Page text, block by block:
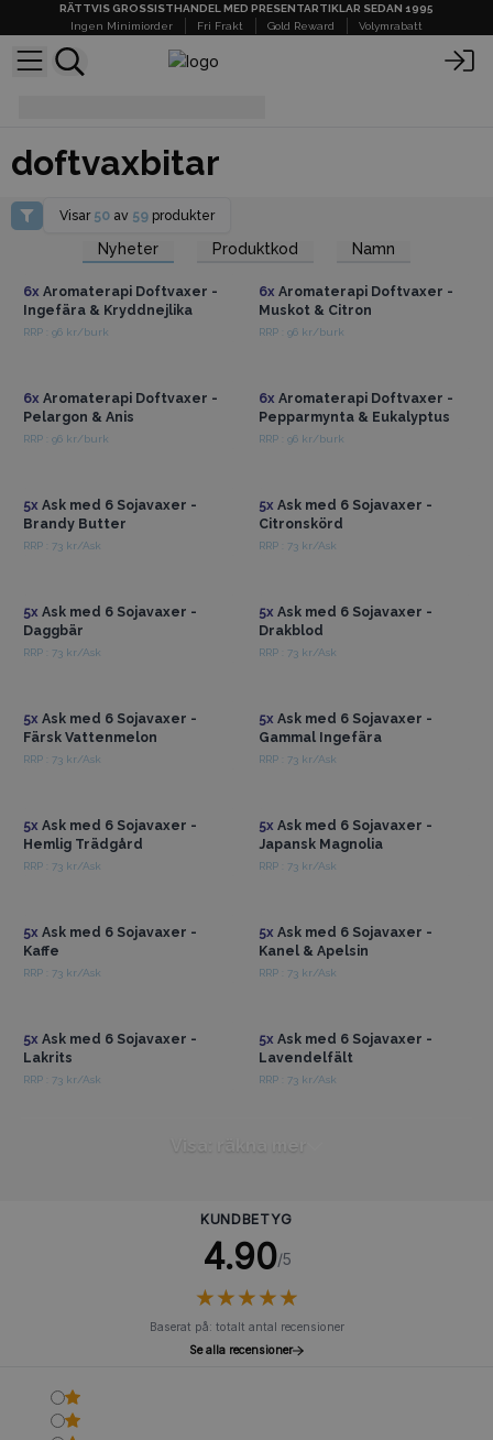
RÄTTVIS GROSSISTHANDEL MED PRESENTARTIKLAR SEDAN 1995
Ingen Minimiorder
Fri Frakt Gold Reward Volymrabatt
doftvaxbitar
Visar 50 av 59 produkter
Nyheter Produktkod Namn
Få tillgång till
grossistpriser
6x Aromaterapi Doftvaxer -
Ingefära & Kryddnejlika
RRP : 96 kr/burk
Få tillgång till
grossistpriser
6x Aromaterapi Doftvaxer -
Muskot & Citron
RRP : 96 kr/burk
6x Aromaterapi Doftvaxer -
Pelargon & Anis
RRP : 96 kr/burk
6x Aromaterapi Doftvaxer -
Pepparmynta & Eukalyptus
RRP : 96 kr/burk
5x Ask med 6 Sojavaxer -
Brandy Butter
RRP : 73 kr/Ask
5x Ask med 6 Sojavaxer -
Citronskörd
RRP : 73 kr/Ask
5x Ask med 6 Sojavaxer -
Daggbär
RRP : 73 kr/Ask
5x Ask med 6 Sojavaxer -
Drakblod
RRP : 73 kr/Ask
5x Ask med 6 Sojavaxer -
Färsk Vattenmelon
RRP : 73 kr/Ask
5x Ask med 6 Sojavaxer -
Gammal Ingefära
RRP : 73 kr/Ask
5x Ask med 6 Sojavaxer -
Hemlig Trädgård
RRP : 73 kr/Ask
5x Ask med 6 Sojavaxer -
Japansk Magnolia
RRP : 73 kr/Ask
5x Ask med 6 Sojavaxer -
Kaffe
RRP : 73 kr/Ask
5x Ask med 6 Sojavaxer -
Kanel & Apelsin
RRP : 73 kr/Ask
5x Ask med 6 Sojavaxer -
Lakrits
RRP : 73 kr/Ask
5x Ask med 6 Sojavaxer -
Lavendelfält
RRP : 73 kr/Ask
Visa: räkna mer
KUNDBETYG
4.90/5
★★★★★
★★★★★
Baserat på: totalt antal recensioner
Se alla recensioner